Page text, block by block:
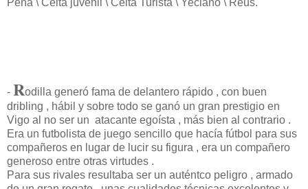
Peña \ Celta juvenil \ Celta Turista \ Yeclano \ Reus.
- Rodilla generó fama de delantero rápido , con buen
dribling , hábil y sobre todo se ganó un gran prestigio en
Vigo al no ser un atacante egoísta , más bien al contrario .
Era un futbolista de juego sencillo que hacía fútbol para sus
compañeros en lugar de lucir su figura , era un compañero
generoso entre otras virtudes .
Para sus rivales resultaba ser un auténtco peligro , armado